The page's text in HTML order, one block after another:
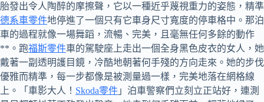
胎發出令人陶醉的摩擦聲，它以一種近乎蔑視重力的姿態，精準
德系車零件地停進了一個只有它車身尺寸寬度的停車格中。那泊
車的過程就像一場舞蹈，流暢、完美，且毫無任何多餘的動作
**。跑福斯零件車的駕駛座上走出一個全身黑色皮衣的女人，她
戴著一副透明護目鏡，冷酷地朝著何手殘的方向走來。她的步伐
優雅而精準，每一步都像是被測量過一樣，完美地落在網格線
上。「車影大人！ Skoda零件 」泊車警察們立刻立正站好，連測